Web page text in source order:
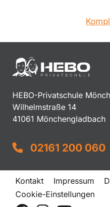
HEBO-Privatschule
Wilhelmstraße 14
41061 Mönchengladbach
02161 200 060
Kontakt Impressum
Cookie-Einstellungen